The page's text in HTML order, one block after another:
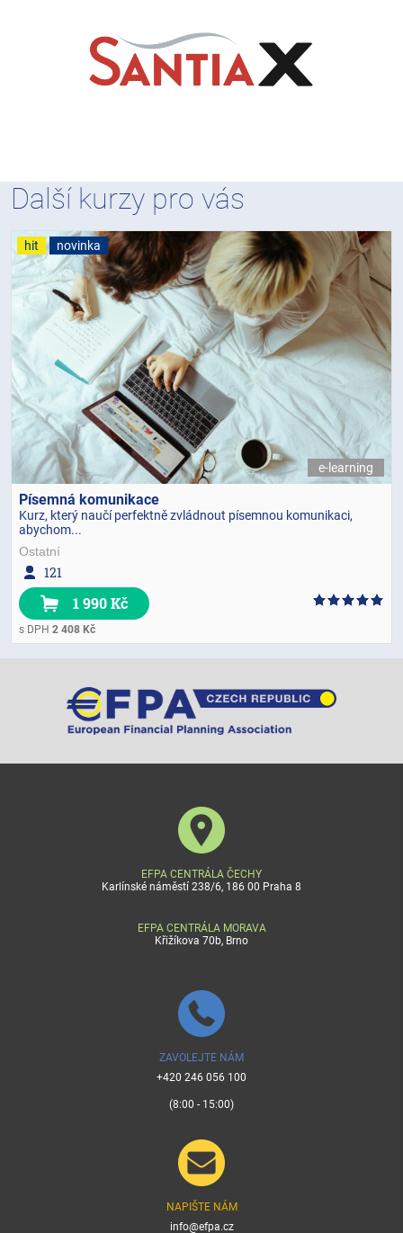
Další kurzy pro vás
hit novinka
e-learning
Písemná komunikace
Kurz, který naučí perfektně zvládnout písemnou komunikaci,
abychom...
Ostatní
121
1 990 Kč
s DPH 2 408 Kč
EFPA CENTRÁLA ČECHY
Karlínské náměstí 238/6, 186 00 Praha 8
EFPA CENTRÁLA MORAVA
Křižíkova 70b, Brno
ZAVOLEJTE NÁM
+420 246 056 100
(8:00 - 15:00)
NAPIŠTE NÁM
info@efpa.cz